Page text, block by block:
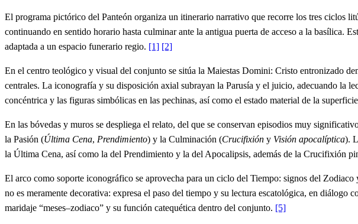
El programa pictórico del Panteón organiza un itinerario narrativo que recorre los tres
continuando en sentido horario hasta culminar ante la antigua puerta de acceso a la basílica.
adaptada a un espacio funerario regio. [1] [2]
En el centro teológico y visual del conjunto se sitúa la Maiestas Domini: Cristo entronizado
centrales. La iconografía y su disposición axial subrayan la Parusía y el juicio, adecuando la
concéntrica y las figuras simbólicas en las pechinas, así como el estado material de la
En las bóvedas y muros se despliega el relato, del que se conservan episodios muy
la Pasión (Última Cena, Prendimiento) y la Culminación (Crucifixión y Visión apocalíptica).
la Última Cena, así como la del Prendimiento y la del Apocalipsis, además de la Crucifixión
El arco como soporte iconográfico se aprovecha para un ciclo del Tiempo: signos del
no es meramente decorativa: expresa el paso del tiempo y su lectura escatológica, en
maridaje “meses–zodiaco” y su función catequética dentro del conjunto. [5]